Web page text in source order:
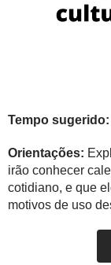
Tempo sugerido:
Orientações:
irão conhecer
cotidiano, e que
motivos de uso